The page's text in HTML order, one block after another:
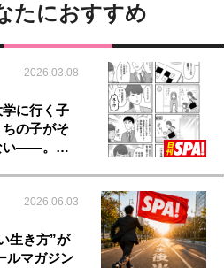
たにおすすめ
2026.03.08
に行く子
の子がそ
い――。…
2026.06.03
生き方”が
ルマガジン